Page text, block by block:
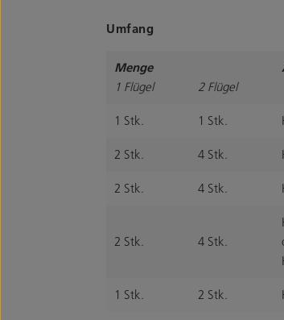
Umfang
Menge
1 Flügel
2 Flügel
1 Stk. 1 Stk.
2 Stk. 4 Stk.
2 Stk. 4 Stk.
2 Stk. 4 Stk.
1 Stk. 2 Stk.